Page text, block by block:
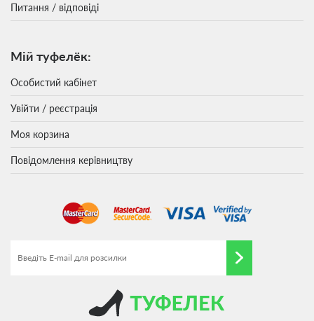
Питання / відповіді
Мій туфелёк:
Особистий кабінет
Увійти / реєстрація
Моя корзина
Повідомлення керівництву